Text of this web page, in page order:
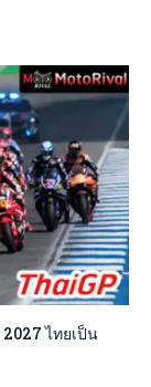
ไทยเป็น